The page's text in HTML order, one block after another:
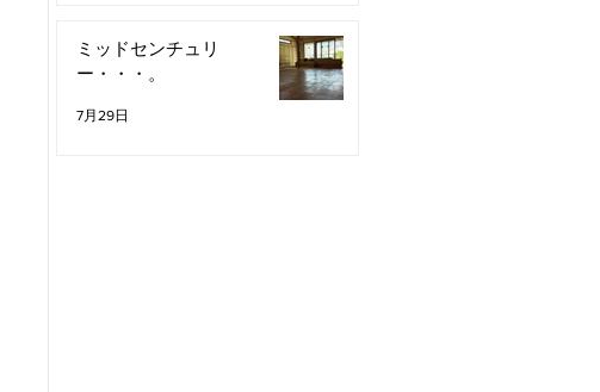
ミッドセンチュリ
ー・・・。
7月29日